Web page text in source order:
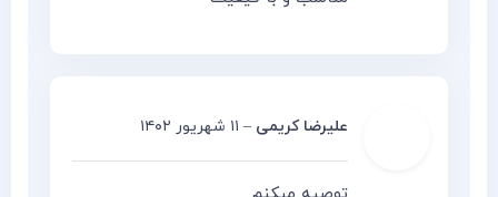
علیرضا کریمی – ۱۱ شهریور ۱۴۰۲